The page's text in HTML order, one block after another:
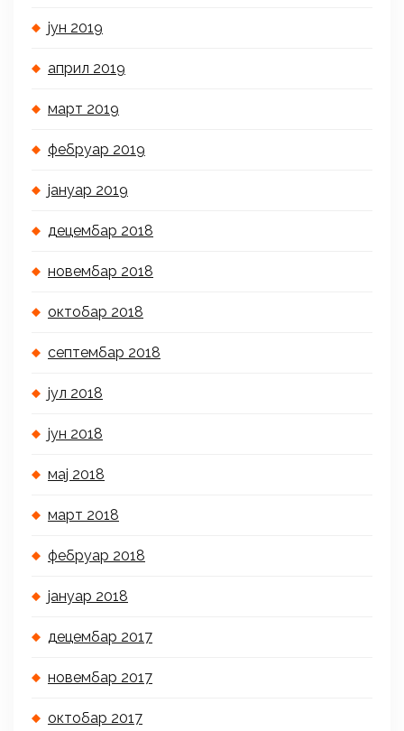
јун 2019
април 2019
март 2019
фебруар 2019
јануар 2019
децембар 2018
новембар 2018
октобар 2018
септембар 2018
јул 2018
јун 2018
мај 2018
март 2018
фебруар 2018
јануар 2018
децембар 2017
новембар 2017
октобар 2017